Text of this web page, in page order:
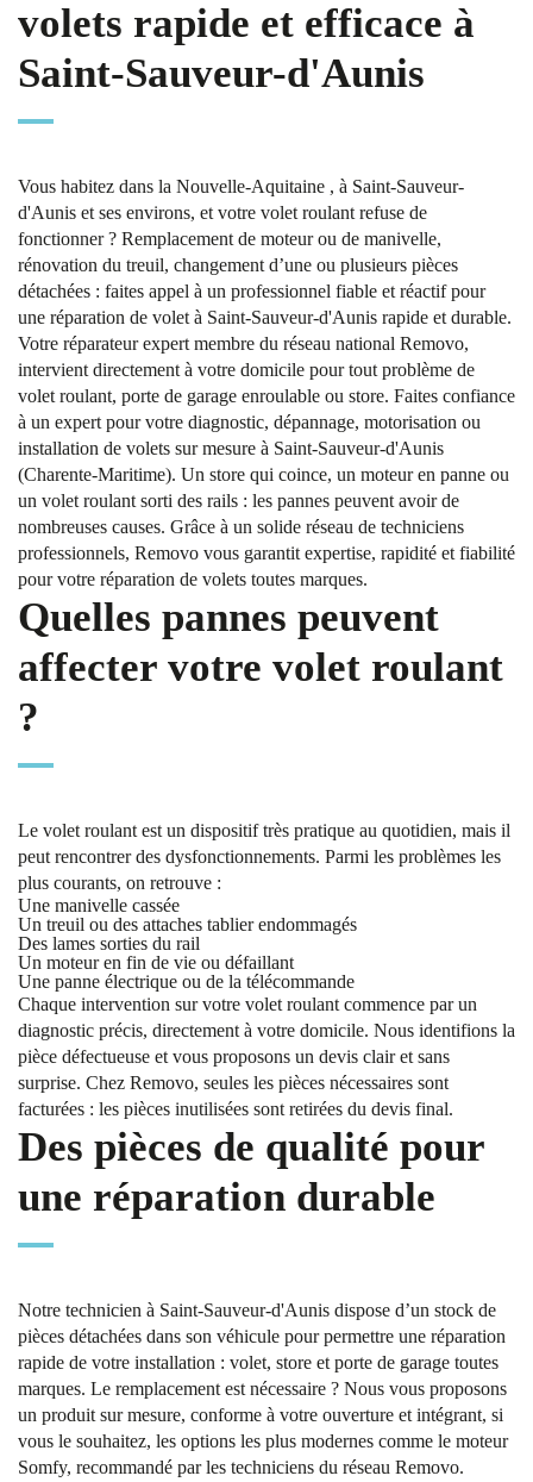
volets rapide et efficace à
Saint-Sauveur-d'Aunis
Vous habitez dans la Nouvelle-Aquitaine , à Saint-Sauveur-
d'Aunis et ses environs, et votre volet roulant refuse de
fonctionner ? Remplacement de moteur ou de manivelle,
rénovation du treuil, changement d’une ou plusieurs pièces
détachées : faites appel à un professionnel fiable et réactif pour
une réparation de volet à Saint-Sauveur-d'Aunis rapide et durable.
Votre réparateur expert membre du réseau national Removo,
intervient directement à votre domicile pour tout problème de
volet roulant, porte de garage enroulable ou store. Faites confiance
à un expert pour votre diagnostic, dépannage, motorisation ou
installation de volets sur mesure à Saint-Sauveur-d'Aunis
(Charente-Maritime). Un store qui coince, un moteur en panne ou
un volet roulant sorti des rails : les pannes peuvent avoir de
nombreuses causes. Grâce à un solide réseau de techniciens
professionnels, Removo vous garantit expertise, rapidité et fiabilité
pour votre réparation de volets toutes marques.
Quelles pannes peuvent
affecter votre volet roulant
?
Le volet roulant est un dispositif très pratique au quotidien, mais il
peut rencontrer des dysfonctionnements. Parmi les problèmes les
plus courants, on retrouve :
Une manivelle cassée
Un treuil ou des attaches tablier endommagés
Des lames sorties du rail
Un moteur en fin de vie ou défaillant
Une panne électrique ou de la télécommande
Chaque intervention sur votre volet roulant commence par un
diagnostic précis, directement à votre domicile. Nous identifions la
pièce défectueuse et vous proposons un devis clair et sans
surprise. Chez Removo, seules les pièces nécessaires sont
facturées : les pièces inutilisées sont retirées du devis final.
Des pièces de qualité pour
une réparation durable
Notre technicien à Saint-Sauveur-d'Aunis dispose d’un stock de
pièces détachées dans son véhicule pour permettre une réparation
rapide de votre installation : volet, store et porte de garage toutes
marques. Le remplacement est nécessaire ? Nous vous proposons
un produit sur mesure, conforme à votre ouverture et intégrant, si
vous le souhaitez, les options les plus modernes comme le moteur
Somfy, recommandé par les techniciens du réseau Removo.